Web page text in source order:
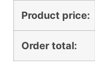
Product price:
Order total: